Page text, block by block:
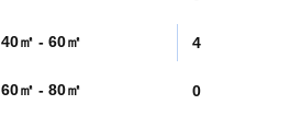
40㎡ - 60㎡ 4
60㎡ - 80㎡ 0